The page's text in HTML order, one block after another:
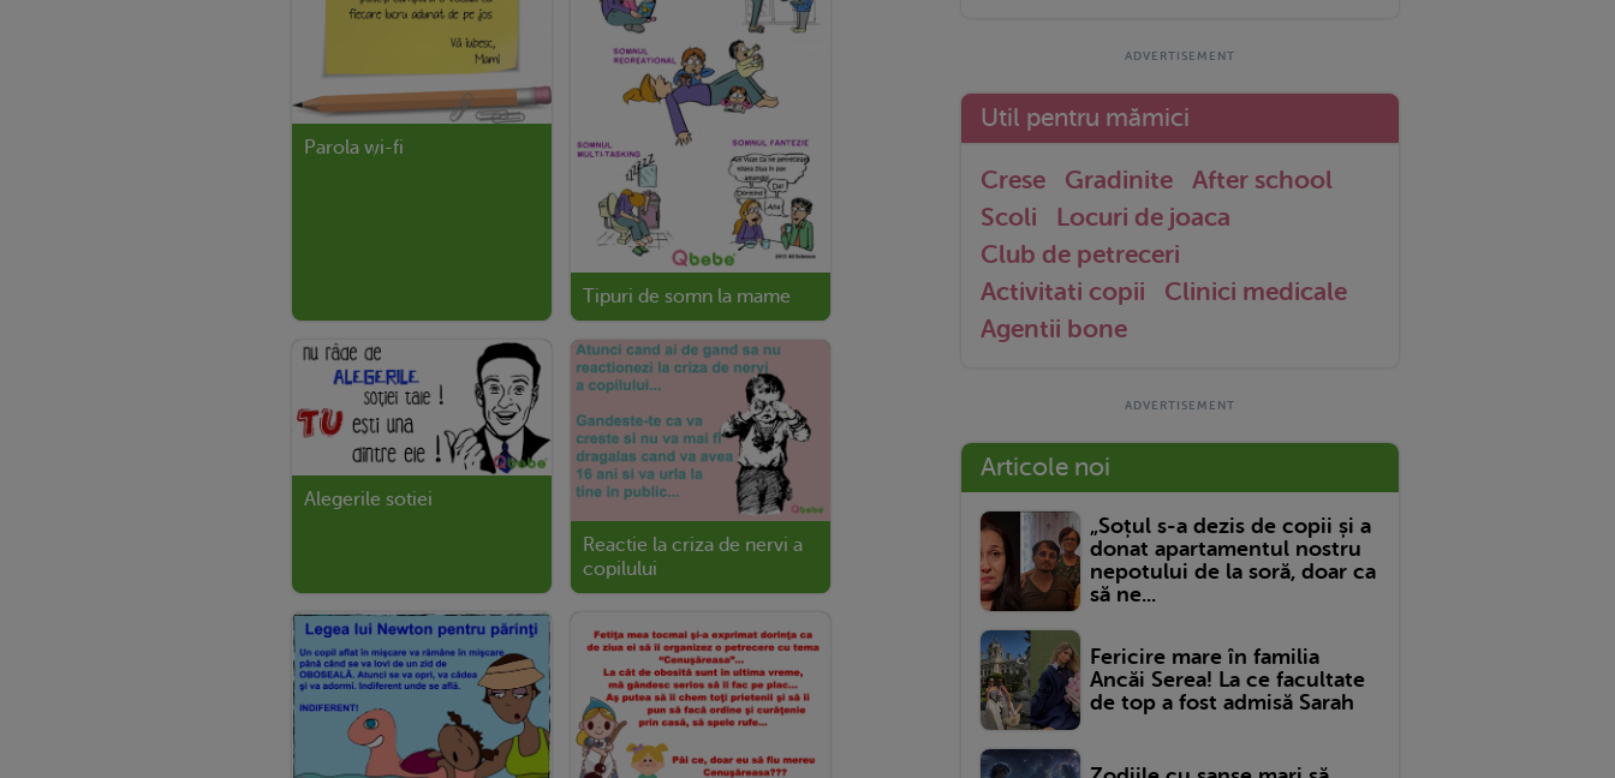
Parola wi-fi
Tipuri de somn la mame
Alegerile sotiei
Reactie la criza de nervi a
copilului
Util pentru mămici
Crese Gradinite
After school
Scoli
Locuri de joaca
Club de petreceri
Activitati copii
Clinici medicale
Agentii bone
Articole noi
„Soțul s-a dezis de copii și a
donat apartamentul nostru
nepotului de la soră, doar ca
să ne...
Fericire mare în familia
Ancăi Serea! La ce facultate
de top a fost admisă Sarah